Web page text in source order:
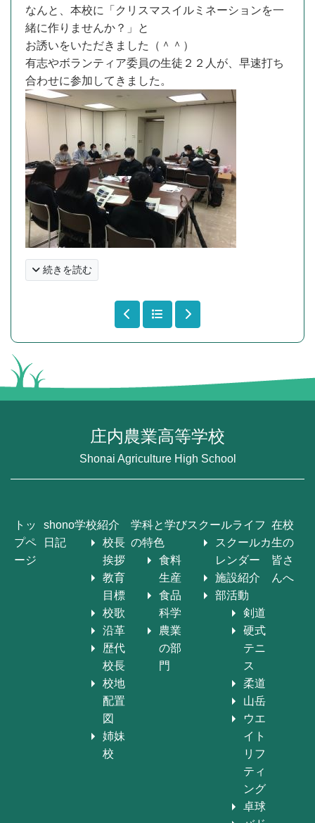
なんと、本校に「クリスマスイルミネーションを一
緒に作りませんか？」と
お誘いをいただきました（＾＾）
有志やボランティア委員の生徒２２人が、早速打ち
合わせに参加してきました。
続きを読む
庄内農業高等学校
Shonai Agriculture High School
トッ
プペ
ージ
shono
日記
学校紹介
校長
挨拶
教育
目標
校歌
沿革
歴代
校長
校地
配置
図
姉妹
校
学科と学び
の特色
食料
生産
食品
科学
農業
の部
門
スクールライフ
スクールカ
レンダー
施設紹介
部活動
剣道
硬式
テニ
ス
柔道
山岳
ウエ
イト
リフ
ティ
ング
卓球
在校
生の
皆さ
んへ